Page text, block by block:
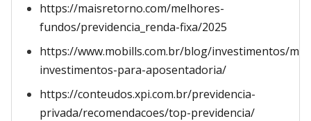
https://maisretorno.com/melhores-
fundos/previdencia_renda-fixa/2025
https://www.mobills.com.br/blog/investimentos/
investimentos-para-aposentadoria/
https://conteudos.xpi.com.br/previdencia-
privada/recomendacoes/top-previdencia/